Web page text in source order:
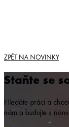
ZPĚT NA NOVINKY
Staňte se
Hledáte práci a
nám a budujte s